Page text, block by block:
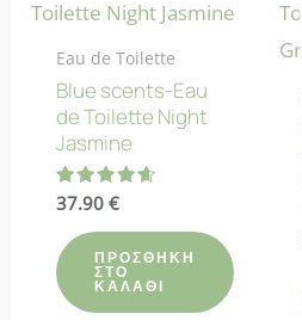
Eau de Toilette
Blue scents-Eau
de Toilette Night
Jasmine
Βαθμολογήθηκε
4.67
από 5
37.90 €
ΠΡΟΣΘΉΚΗ
ΣΤΟ
ΚΑΛΆΘΙ